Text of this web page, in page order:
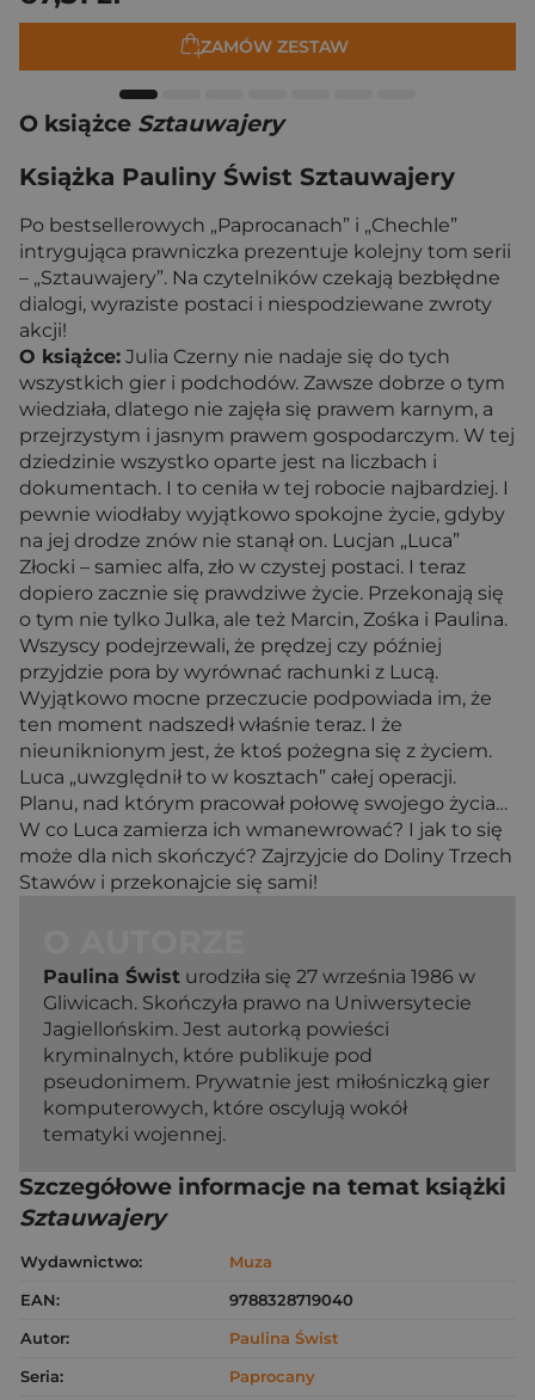
ZAMÓW ZESTAW
O książce Sztauwajery
Książka Pauliny Świst Sztauwajery
Po bestsellerowych „Paprocanach” i „Chechle”
intrygująca prawniczka prezentuje kolejny tom serii
– „Sztauwajery”. Na czytelników czekają bezbłędne
dialogi, wyraziste postaci i niespodziewane zwroty
akcji!
O książce: Julia Czerny nie nadaje się do tych
wszystkich gier i podchodów. Zawsze dobrze o tym
wiedziała, dlatego nie zajęła się prawem karnym, a
przejrzystym i jasnym prawem gospodarczym. W tej
dziedzinie wszystko oparte jest na liczbach i
dokumentach. I to ceniła w tej robocie najbardziej. I
pewnie wiodłaby wyjątkowo spokojne życie, gdyby
na jej drodze znów nie stanął on. Lucjan „Luca”
Złocki – samiec alfa, zło w czystej postaci. I teraz
dopiero zacznie się prawdziwe życie. Przekonają się
o tym nie tylko Julka, ale też Marcin, Zośka i Paulina.
Wszyscy podejrzewali, że prędzej czy później
przyjdzie pora by wyrównać rachunki z Lucą.
Wyjątkowo mocne przeczucie podpowiada im, że
ten moment nadszedł właśnie teraz. I że
nieuniknionym jest, że ktoś pożegna się z życiem.
Luca „uwzględnił to w kosztach” całej operacji.
Planu, nad którym pracował połowę swojego życia…
W co Luca zamierza ich wmanewrować? I jak to się
może dla nich skończyć? Zajrzyjcie do Doliny Trzech
Stawów i przekonajcie się sami!
Paulina Świst urodziła się 27 września 1986 w
Gliwicach. Skończyła prawo na Uniwersytecie
Jagiellońskim. Jest autorką powieści
kryminalnych, które publikuje pod
pseudonimem. Prywatnie jest miłośniczką gier
komputerowych, które oscylują wokół
tematyki wojennej.
Szczegółowe informacje na temat książki
Sztauwajery
Wydawnictwo:
Muza
EAN:
9788328719040
Autor:
Paulina Świst
Seria:
Paprocany